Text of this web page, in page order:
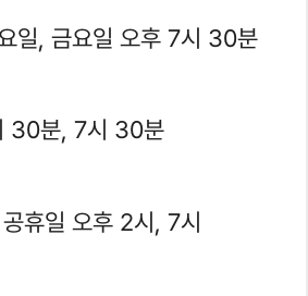
일, 금요일 오후 7시 30분
30분, 7시 30분
휴일 오후 2시, 7시